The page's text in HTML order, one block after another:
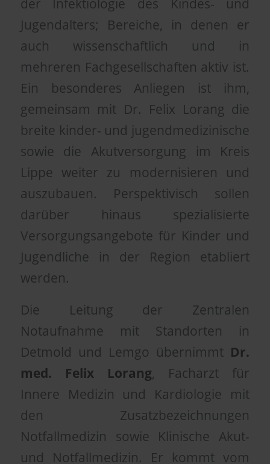
der Infektiologie des Kindes- und
Jugendalters; Bereiche, in denen er
auch wissenschaftlich und in
mehreren Fachgesellschaften aktiv ist.
Ein besonderes Anliegen ist ihm,
gemeinsam mit Dr. Felix Lorang die
breite kinder- und jugendmedizinische
sowie die Akutversorgung im Kreis
Lippe weiter zu modernisieren und
auszubauen. Perspektivisch sollen
darüber hinaus spezialisierte
Versorgungsangebote für Kinder und
Jugendliche in der Region etabliert
werden.
Die Leitung der Zentralen
Notaufnahme mit Standorten in
Detmold und Lemgo übernimmt Dr.
med. Felix Lorang, Facharzt für
Innere Medizin und Kardiologie mit
den Zusatzbezeichnungen
Notfallmedizin sowie Klinische Akut-
und Notfallmedizin. Er kommt vom